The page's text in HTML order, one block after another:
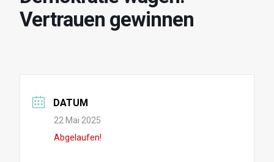
Vertrauen gewinnen
DATUM
22 Mai 2025
Abgelaufen!